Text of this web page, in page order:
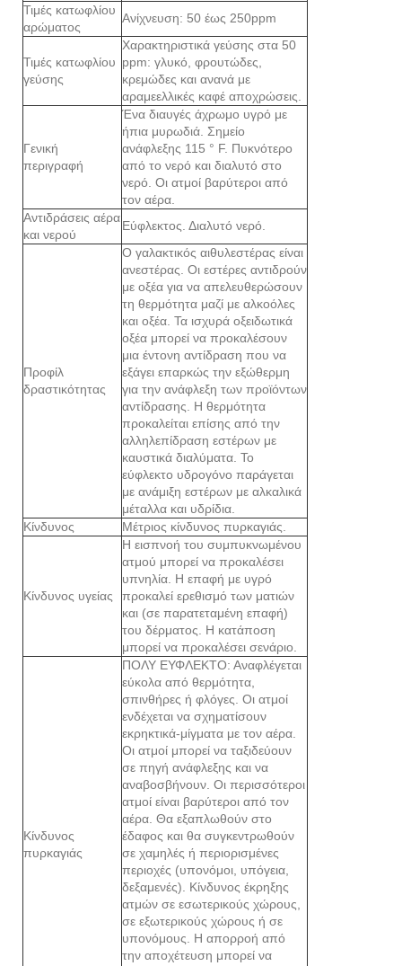
Τιμές κατωφλίου
αρώματος
Ανίχνευση: 50 έως 250ppm
Τιμές κατωφλίου
γεύσης
Χαρακτηριστικά γεύσης στα 50
ppm: γλυκό, φρουτώδες,
κρεμώδες και ανανά με
αραμεελλικές καφέ αποχρώσεις.
Γενική
περιγραφή
Ένα διαυγές άχρωμο υγρό με
ήπια μυρωδιά. Σημείο
ανάφλεξης 115 ° F. Πυκνότερο
από το νερό και διαλυτό στο
νερό. Οι ατμοί βαρύτεροι από
τον αέρα.
Αντιδράσεις αέρα
και νερού
Εύφλεκτος. Διαλυτό νερό.
Προφίλ
δραστικότητας
Ο γαλακτικός αιθυλεστέρας είναι
ανεστέρας. Οι εστέρες αντιδρούν
με οξέα για να απελευθερώσουν
τη θερμότητα μαζί με αλκοόλες
και οξέα. Τα ισχυρά οξειδωτικά
οξέα μπορεί να προκαλέσουν
μια έντονη αντίδραση που να
εξάγει επαρκώς την εξώθερμη
για την ανάφλεξη των προϊόντων
αντίδρασης. Η θερμότητα
προκαλείται επίσης από την
αλληλεπίδραση εστέρων με
καυστικά διαλύματα. Το
εύφλεκτο υδρογόνο παράγεται
με ανάμιξη εστέρων με αλκαλικά
μέταλλα και υδρίδια.
Κίνδυνος
Μέτριος κίνδυνος πυρκαγιάς.
Κίνδυνος υγείας
Η εισπνοή του συμπυκνωμένου
ατμού μπορεί να προκαλέσει
υπνηλία. Η επαφή με υγρό
προκαλεί ερεθισμό των ματιών
και (σε ​​παρατεταμένη επαφή)
του δέρματος. Η κατάποση
μπορεί να προκαλέσει σενάριο.
Κίνδυνος
πυρκαγιάς
ΠΟΛΥ ΕΥΦΛΕΚΤΟ: Αναφλέγεται
εύκολα από θερμότητα,
σπινθήρες ή φλόγες. Οι ατμοί
ενδέχεται να σχηματίσουν
εκρηκτικά-μίγματα με τον αέρα.
Οι ατμοί μπορεί να ταξιδεύουν
σε πηγή ανάφλεξης και να
αναβοσβήνουν. Οι περισσότεροι
ατμοί είναι βαρύτεροι από τον
αέρα. Θα εξαπλωθούν στο
έδαφος και θα συγκεντρωθούν
σε χαμηλές ή περιορισμένες
περιοχές (υπονόμοι, υπόγεια,
δεξαμενές). Κίνδυνος έκρηξης
ατμών σε εσωτερικούς χώρους,
σε εξωτερικούς χώρους ή σε
υπονόμους. Η απορροή από
την αποχέτευση μπορεί να